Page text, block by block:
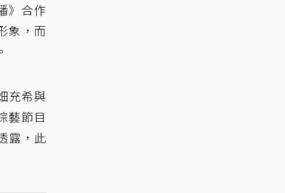
》合作
象，而
充希與
藝節目
露，此